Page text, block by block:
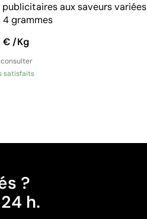
publicitaires aux saveurs variées
4 grammes
€ /Kg
consulter
satisfaits
?
h.